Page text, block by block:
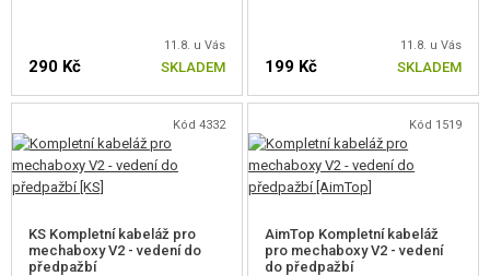
HLAVY PÍSTU
PÍSTY, HŘEBENY
PRUŽINY
OZUBENÁ KOLA, PODLOŽKY
11.8. u Vás
290 Kč SKLADEM
11.8. u Vás
199 Kč SKLADEM
Kód 4332
KS Kompletní kabeláž pro
mechaboxy V2 - vedení do
předpažbí
Kód 1519
AimTop Kompletní kabeláž
pro mechaboxy V2 - vedení
do předpažbí